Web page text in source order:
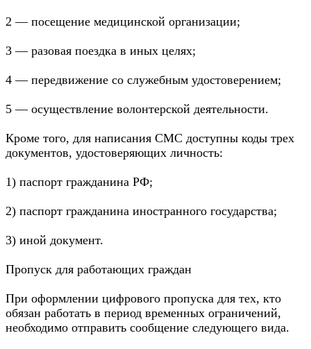
2 — посещение медицинской организации;
3 — разовая поездка в иных целях;
4 — передвижение со служебным удостоверением;
5 — осуществление волонтерской деятельности.
Кроме того, для написания СМС доступны коды трех
документов, удостоверяющих личность:
1) паспорт гражданина РФ;
2) паспорт гражданина иностранного государства;
3) иной документ.
Пропуск для работающих граждан
При оформлении цифрового пропуска для тех, кто
обязан работать в период временных ограничений,
необходимо отправить сообщение следующего вида.